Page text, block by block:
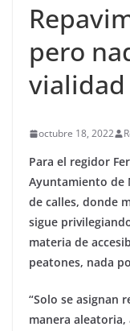
pero
octubre 18, 2022
Para el regidor
Ayuntamiento de
de calles, donde
sigue
materia de
peatones, nada
“Solo se asignan
manera